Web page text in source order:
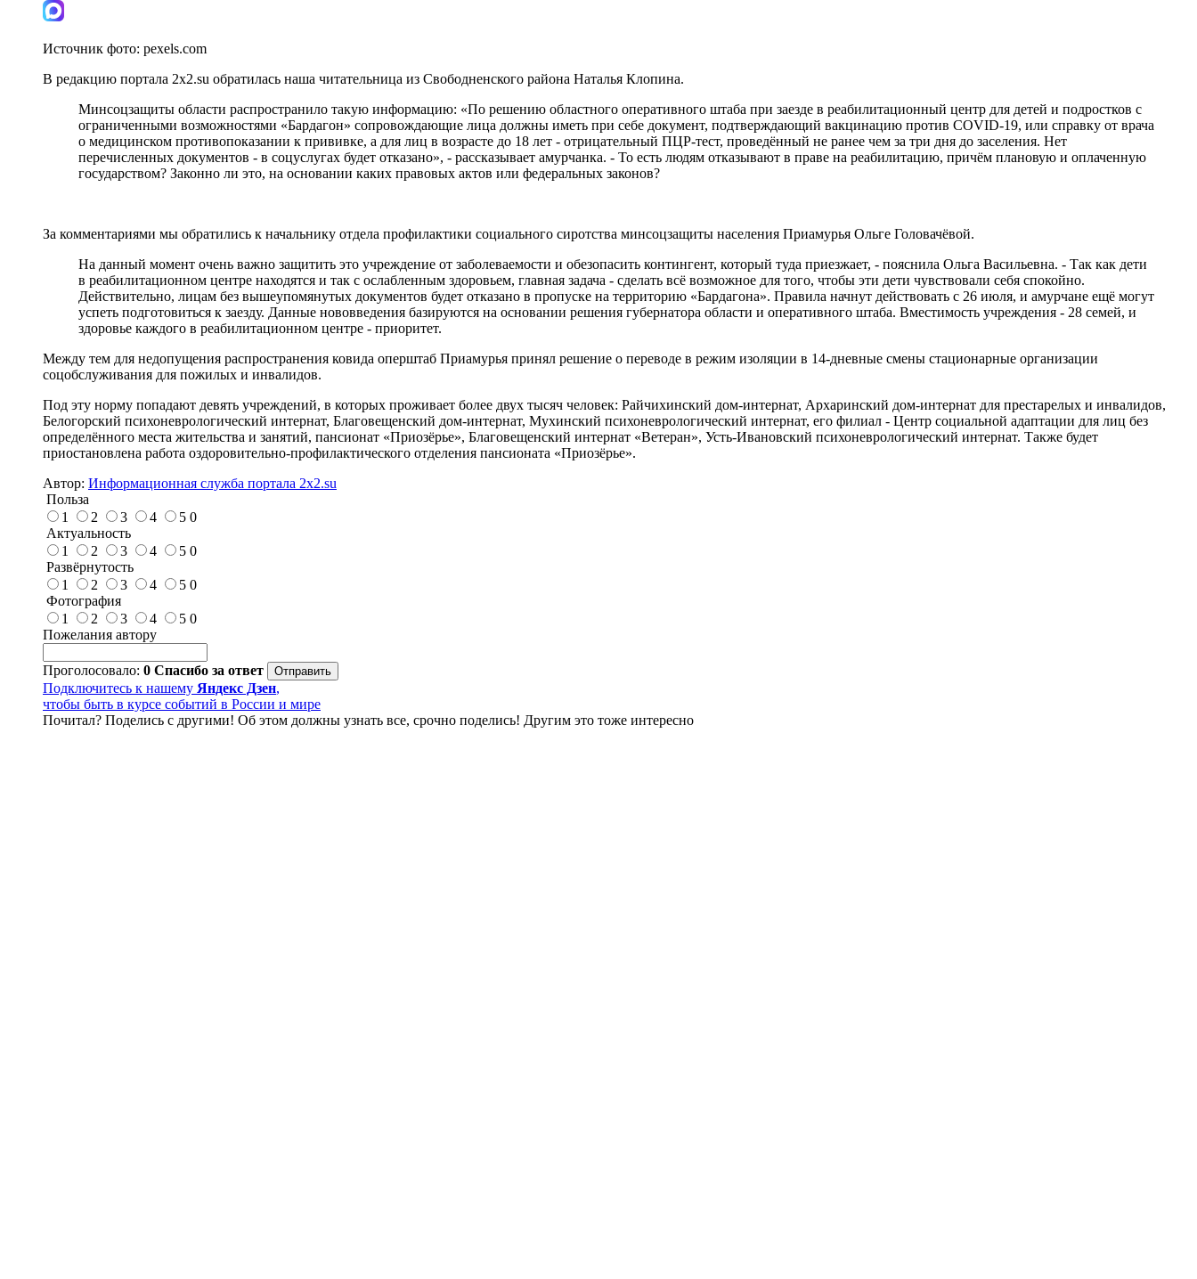
Источник фото: pexels.com
В редакцию портала 2х2.su обратилась наша читательница из Свободненского района Наталья Клопина.
Минсоцзащиты области распространило такую информацию: «По решению областного оперативного штаба при заезде в реабилитационный центр для детей и подростков с
ограниченными возможностями «Бардагон» сопровождающие лица должны иметь при себе документ, подтверждающий вакцинацию против COVID-19, или справку от врача
о медицинском противопоказании к прививке, а для лиц в возрасте до 18 лет - отрицательный ПЦР-тест, проведённый не ранее чем за три дня до заселения. Нет
перечисленных документов - в соцуслугах будет отказано», - рассказывает амурчанка. - То есть людям отказывают в праве на реабилитацию, причём плановую и оплаченную
государством? Законно ли это, на основании каких правовых актов или федеральных законов?
За комментариями мы обратились к начальнику отдела профилактики социального сиротства минсоцзащиты населения Приамурья Ольге Головачёвой.
На данный момент очень важно защитить это учреждение от заболеваемости и обезопасить контингент, который туда приезжает, - пояснила Ольга Васильевна. - Так как дети
в реабилитационном центре находятся и так с ослабленным здоровьем, главная задача - сделать всё возможное для того, чтобы эти дети чувствовали себя спокойно.
Действительно, лицам без вышеупомянутых документов будет отказано в пропуске на территорию «Бардагона». Правила начнут действовать с 26 июля, и амурчане ещё могут
успеть подготовиться к заезду. Данные нововведения базируются на основании решения губернатора области и оперативного штаба. Вместимость учреждения - 28 семей, и
здоровье каждого в реабилитационном центре - приоритет.
Между тем для недопущения распространения ковида оперштаб Приамурья принял решение о переводе в режим изоляции в 14-дневные смены стационарные организации
соцобслуживания для пожилых и инвалидов.
Под эту норму попадают девять учреждений, в которых проживает более двух тысяч человек: Райчихинский дом-интернат, Архаринский дом-интернат для престарелых и инвалидов,
Белогорский психоневрологический интернат, Благовещенский дом-интернат, Мухинский психоневрологический интернат, его филиал - Центр социальной адаптации для лиц без
определённого места жительства и занятий, пансионат «Приозёрье», Благовещенский интернат «Ветеран», Усть-Ивановский психоневрологический интернат. Также будет
приостановлена работа оздоровительно-профилактического отделения пансионата «Приозёрье».
Автор: Информационная служба портала 2x2.su
Польза
1
2 3 4 5 0
Актуальность
1
2 3 4 5 0
Развёрнутость
1
2 3 4 5 0
Фотография
1
2 3 4 5 0
Пожелания автору
Проголосовало: 0 Спасибо за ответ
Подключитесь к нашему Яндекс Дзен,
чтобы быть в курсе событий в России и мире
Почитал? Поделись с другими! Об этом должны узнать все, срочно поделись! Другим это тоже интересно